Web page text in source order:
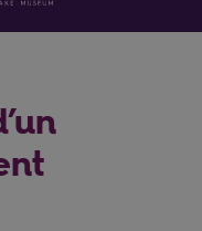
Partager